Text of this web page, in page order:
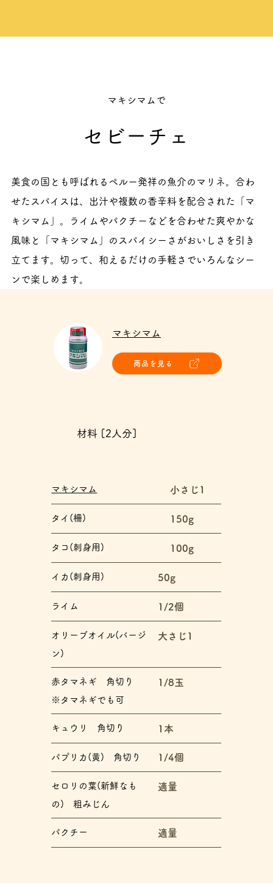
マキシマムで
セビーチェ
美食の国とも呼ばれるペルー発祥の魚介のマリネ。合わ
せたスパイスは、出汁や複数の香辛料を配合された「マ
キシマム」。ライムやパクチーなどを合わせた爽やかな
風味と「マキシマム」のスパイシーさがおいしさを引き
立てます。切って、和えるだけの手軽さでいろんなシー
ンで楽しめます。
マキシマム
商品を見る
材料 [2人分]
マキシマム 小さじ1
タイ(柵) 150g
タコ(刺身用) 100g
イカ(刺身用) 50g
ライム 1/2個
オリーブオイル(バージ
ン)
大さじ1
赤タマネギ 角切り
※タマネギでも可
1/8玉
キュウリ 角切り 1本
パプリカ(黄) 角切り 1/4個
セロリの葉(新鮮なも
の) 粗みじん
適量
パクチー 適量